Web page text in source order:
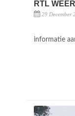
RTL
29 December
informatie